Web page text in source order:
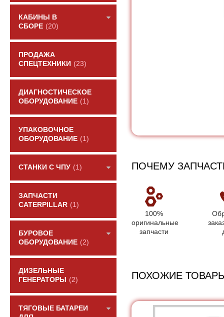
КАБИНЫ В
СБОРЕ (20)
ПРОДАЖА
СПЕЦТЕХНИКИ (23)
ДИАГНОСТИЧЕСКОЕ
ОБОРУДОВАНИЕ (1)
УПАКОВОЧНОЕ
ОБОРУДОВАНИЕ (1)
СТАНКИ С ЧПУ (1)
ЗАПЧАСТИ
CATERPILLAR (1)
БУРОВОЕ
ОБОРУДОВАНИЕ (2)
ДИЗЕЛЬНЫЕ
ГЕНЕРАТОРЫ
(2)
ТЯГОВЫЕ БАТАРЕИ
ПОЧЕМУ
100%
оригинальные
запчасти
ПОХОЖИЕ